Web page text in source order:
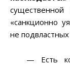
«санкционно
не
— Есть